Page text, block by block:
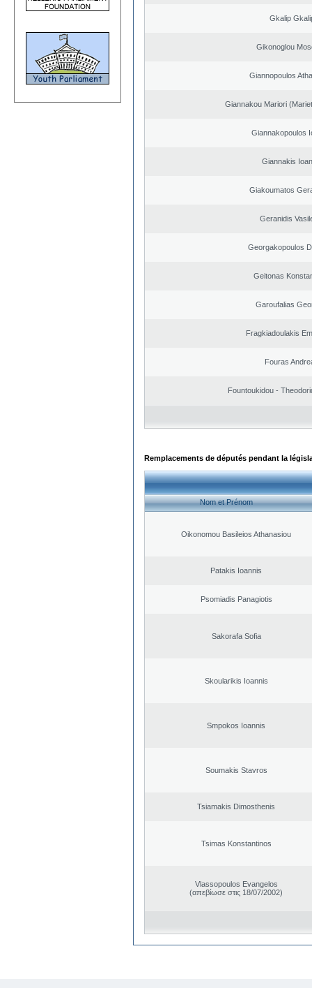
Gkalip
Gikonoglou
Giannopoulos
Giannakou Mariori
Giannakopoulos
Giannakis
Giakoumatos
Geranidis
Georgakopoulos
Geitonas
Garoufalias
Fragkiadoulakis
Fouras
Fountoukidou -
Remplacements de députés pendant la
Nom et Prénom
Oikonomou Basileios Athanasiou
Patakis Ioannis
Psomiadis Panagiotis
Sakorafa Sofia
Skoularikis Ioannis
Smpokos Ioannis
Soumakis Stavros
Tsiamakis Dimosthenis
Tsimas Konstantinos
Vlassopoulos Evangelos
(απεβίωσε στις 18/07/2002)